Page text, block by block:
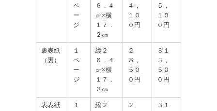
ペ
ー
ジ
６．４
㎝×横
１７．
２㎝
４，
１０
０円
５，
１０
０円
裏表紙
（裏）
１
ペ
ー
ジ
縦２
６．４
㎝×横
１７．
２㎝
２
８，
５０
０円
３１
３，
５０
０円
表表紙
１
縦２
２
３１